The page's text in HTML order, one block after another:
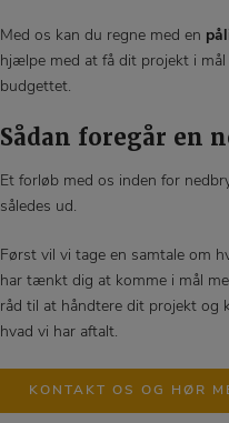
Med os kan du regne med en
hjælpe med at få dit projekt i
budgettet.
Sådan foregår en
Et forløb med os inden for
således ud.
Først vil vi tage en samtale om
har tænkt dig at komme i mål
råd til at håndtere dit projekt og
hvad vi har aftalt.
KONTAKT OS OG HØR